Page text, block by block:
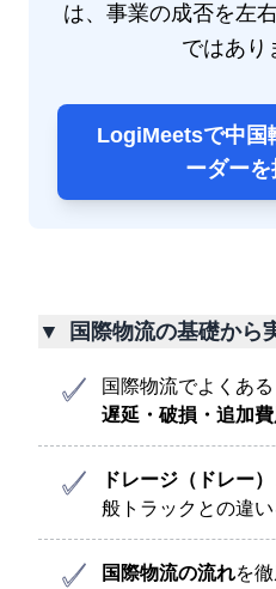
は、事業の成否を左
ではあり
LogiMeetsで中国
ーダー
▼ 国際物流の基礎から
国際物流でよくある
遅延・破損・追加費
ドレージ（ドレー）
般トラックとの違
国際物流の流れを